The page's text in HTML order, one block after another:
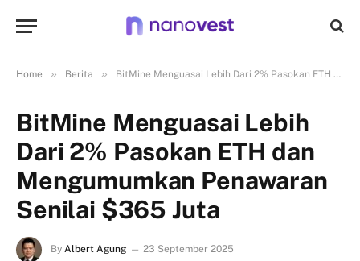
Home » Berita » BitMine Menguasai Lebih Dari 2% Pasokan ETH dan Mengumumkan Penawaran Senilai $365 Juta
BitMine Menguasai Lebih
Dari 2% Pasokan ETH dan
Mengumumkan Penawaran
Senilai $365 Juta
By Albert Agung 23 September 2025